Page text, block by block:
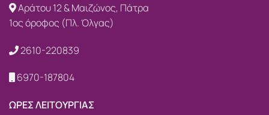
Αράτου 12 & Μαιζώνος, Πάτρα
1ος όροφος (Πλ. Όλγας)
2610-220839
6970-187804
ΩΡΕΣ ΛΕΙΤΟΥΡΓΙΑΣ